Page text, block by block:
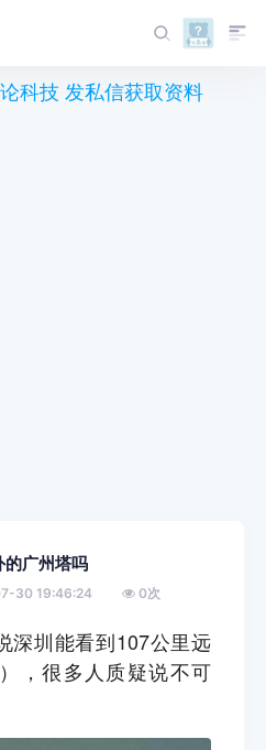
科技 发私信获取资料
的广州塔吗
30 19:46:24 0次
深圳能看到107公里远
，很多人质疑说不可